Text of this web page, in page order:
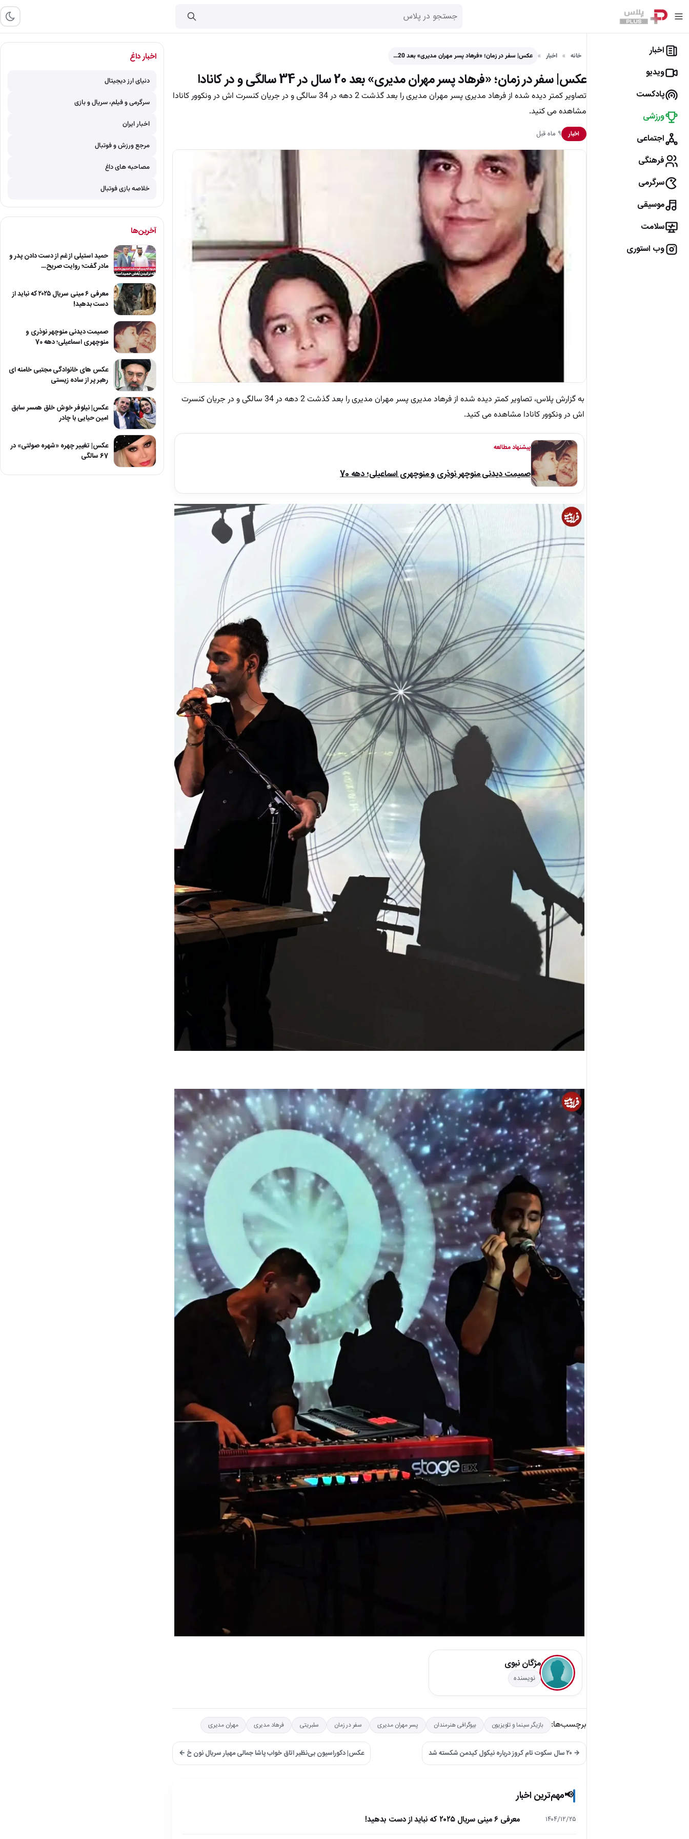
اخبار
ویدیو
پادکست
ورزشی
اجتماعی
فرهنگی
سرگرمی
موسیقی
سلامت
وب استوری
خانه اخبار عکس| سفر در زمان؛ «فرهاد پسر مهران مدیری» بعد 20…
عکس| سفر در زمان؛ «فرهاد پسر مهران مدیری» بعد 20 سال در 34 سالگی و در کانادا
تصاویر کمتر دیده شده از فرهاد مدیری پسر مهران مدیری را بعد گذشت 2 دهه در 34 سالگی و در جریان کنسرت اش در ونکوور کانادا
مشاهده می کنید.
اخبار ۹ ماه قبل
به گزارش پلاس، تصاویر کمتر دیده شده از فرهاد مدیری پسر مهران مدیری را بعد گذشت 2 دهه در 34 سالگی و در جریان کنسرت
اش در ونکوور کانادا مشاهده می کنید.
پیشنهاد مطالعه
صمیمت دیدنی منوچهر نوذری و منوچهری اسماعیلی؛ دهه 70
مژگان نبوی
نویسنده
برچسب‌ها: بازیگر سینما و تلویزیون بیوگرافی هنرمندان پسر مهران مدیری سفر در زمان سلبریتی فرهاد مدیری مهران مدیری
→ ۲۰ سال سکوت تام کروز درباره نیکول کیدمن شکسته شد عکس| دکوراسیون بی‌نظیر اتاق خواب پاشا جمالی مهیار سریال نون خ ←
📢مهم‌ترین اخبار
۱۴۰۴/۱۲/۲۵ معرفی ۶ مینی سریال ۲۰۲۵ که نباید از دست بدهید!
اخبار داغ
دنیای ارز دیجیتال
سرگرمی و فیلم، سریال و بازی
اخبار ایران
مرجع ورزش و فوتبال
مصاحبه های داغ
خلاصه بازی فوتبال
آخرین‌ها
حمید استیلی از غم از دست دادن پدر و
مادر گفت؛ روایت صریح…
معرفی ۶ مینی سریال ۲۰۲۵ که نباید از
دست بدهید!
صمیمت دیدنی منوچهر نوذری و
منوچهری اسماعیلی؛ دهه 70
عکس های خانوادگی مجتبی خامنه ای
رهبر پر از ساده زیستی
عکس| نیلوفر خوش خلق همسر سابق
امین حیایی با چادر
عکس| تغییر چهره «شهره صولتی» در
67 سالگی